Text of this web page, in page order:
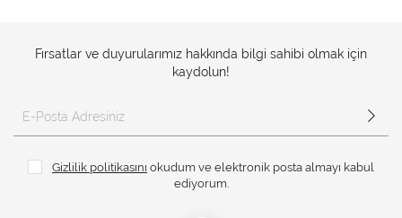
Fırsatlar ve duyurularımız hakkında bilgi sahibi olmak için
kaydolun!
Gizlilik politikasını okudum ve elektronik posta almayı kabul
ediyorum.